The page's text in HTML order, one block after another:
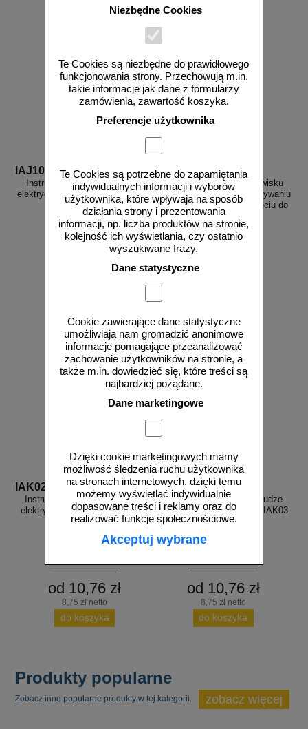
Niezbędne Cookies
Te Cookies są niezbędne do prawidłowego
funkcjonowania strony. Przechowują m.in.
takie informacje jak dane z formularzy
zamówienia, zawartość koszyka.
Preferencje użytkownika
Te Cookies są potrzebne do zapamiętania
indywidualnych informacji i wyborów
użytkownika, które wpływają na sposób
działania strony i prezentowania
informacji, np. liczba produktów na stronie,
kolejność ich wyświetlania, czy ostatnio
wyszukiwane frazy.
Dane statystyczne
Cookie zawierające dane statystyczne
umożliwiają nam gromadzić anonimowe
informacje pomagające przeanalizować
zachowanie użytkowników na stronie, a
także m.in. dowiedzieć się, które treści są
najbardziej pożądane.
Dane marketingowe
Dzięki cookie marketingowych mamy
możliwość śledzenia ruchu użytkownika
na stronach internetowych, dzięki temu
możemy wyświetlać indywidualnie
dopasowane treści i reklamy oraz do
realizować funkcje społecznościowe.
Akceptuj wybrane
IAJ10
Instrukcja BHP przy robotach
elektrycznych na budowie - IAJ10
od 10,76 zł
IAK01
Instrukcja BHP na stanowisku
elektromontera przy wykonywaniu
i eksploatacji sieci o napięciu do
1kV - IAK01
od 10,76 zł
IAK02
Instrukcja BHP na stanowisku
elektryka konserwatora do 1kV -
IAK02
od 10,76 zł
8,75 zł netto
do koszyka
IAK03
Instrukcja BHP przy obsłudze
urządzeń pod napięciem - IAK03
od 10,76 zł
8,75 zł netto
do koszyka
Produkty popularne
Zobacz inne popularne produkty w tej kategorii. zobacz więcej